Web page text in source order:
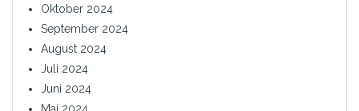
Oktober 2024
September 2024
August 2024
Juli 2024
Juni 2024